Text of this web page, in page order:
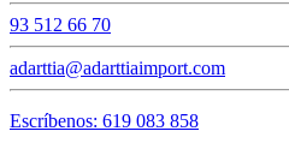
93 512 66 70
adarttia@adarttiaimport.com
Escríbenos: 619 083 858